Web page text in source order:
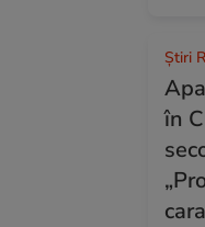
Știri
în